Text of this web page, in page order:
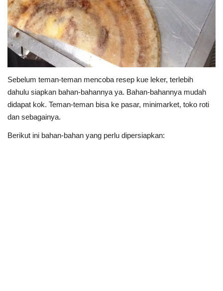
Sebelum teman-teman mencoba resep kue leker, terlebih
dahulu siapkan bahan-bahannya ya. Bahan-bahannya mudah
didapat kok. Teman-teman bisa ke pasar, minimarket, toko roti
dan sebagainya.
Berikut ini bahan-bahan yang perlu dipersiapkan: